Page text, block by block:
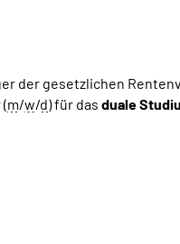
der gesetzlichen
m/w/d) für das duale